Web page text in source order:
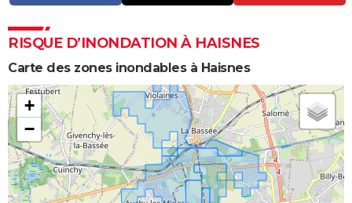
Bricolage
Lifestyle
Culture
Sport
Auto
Television
Voyage
Cinema
RISQUE D’INONDATION À HAISNES
Carte des zones inondables à Haisnes
+
−